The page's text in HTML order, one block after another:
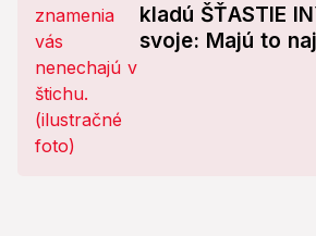
kladú ŠŤASTIE
svoje: Majú to